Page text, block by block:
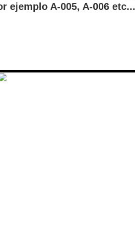
ejemplo A-005, A-006 etc...